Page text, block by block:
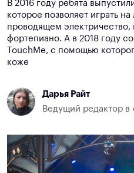
В 2016 году ребята
которое позволяет играть
проводящем электричество,
фортепиано. А в 2018 году
TouchMe, с помощью
коже
Дарья Райт
Ведущий редактор в